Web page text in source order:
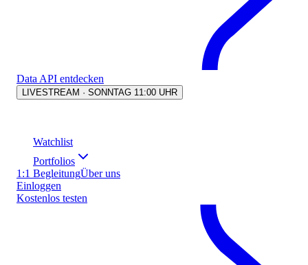
Data API entdecken
LIVESTREAM · SONNTAG 11:00 UHR
Watchlist
Portfolios
1:1 BegleitungÜber uns
Einloggen
Kostenlos testen